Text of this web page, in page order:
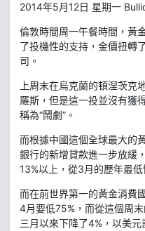
2014年5月12日 星期一
倫敦時間周一午餐時間，黃
了投機性的支持，金價扭轉
司。
上周末在烏克蘭的頓涅茨克
羅斯，但是這一投並沒有獲
稱為“鬧劇”。
而根據中國這個全球最大的
銀行的新增貸款進一步放緩
13%以上，從3月的歷年最低
而在前世界第一的黃金消費
4月要低75%，而從這個周
三月以來下降了4%，以美